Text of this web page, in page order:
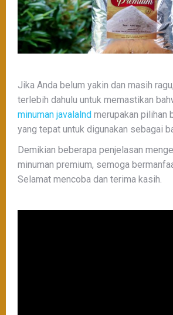
Jika Anda belum yakin dan masih
terlebih dahulu untuk memastikan
minuman javalalnd merupakan pilihan
yang tepat untuk digunakan sebagai
Demikian beberapa penjelasan
minuman premium, semoga
Selamat mencoba dan terima kasih.